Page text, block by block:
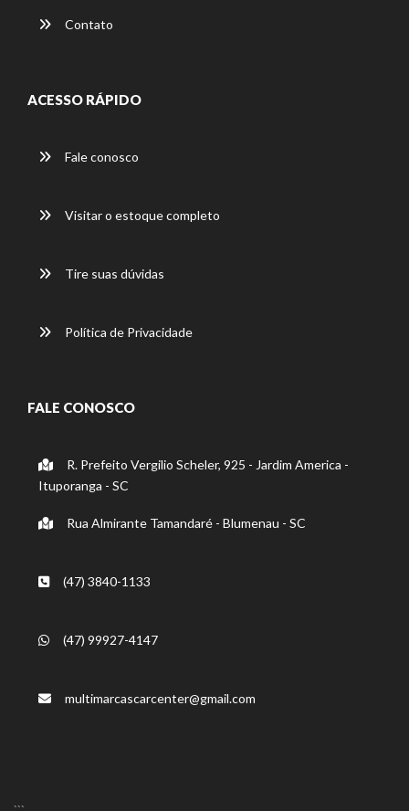
Contato
ACESSO RÁPIDO
Fale conosco
Visitar o estoque completo
Tire suas dúvidas
Política de Privacidade
FALE CONOSCO
R. Prefeito Vergilio Scheler, 925 - Jardim America -
Ituporanga - SC
Rua Almirante Tamandaré - Blumenau - SC
(47) 3840-1133
(47) 99927-4147
multimarcascarcenter@gmail.com